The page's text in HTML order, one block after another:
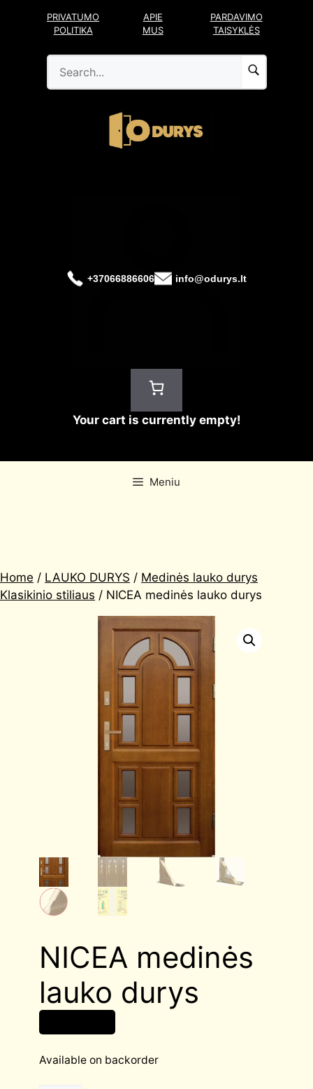
PRIVATUMO
POLITIKA
APIE
MUS
PARDAVIMO
TAISYKLĖS
+37066886606 info@odurys.lt
Your cart is currently empty!
Meniu
Home / LAUKO DURYS / Medinės lauko durys
Klasikinio stiliaus / NICEA medinės lauko durys
NICEA medinės
lauko durys
Available on backorder